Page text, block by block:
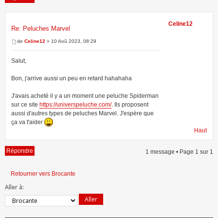
Re: Peluches Marvel
de Celine12 » 10 Aoû 2023, 08:29
Salut,
Bon, j'arrive aussi un peu en retard hahahaha
J'avais acheté il y a un moment une peluche Spiderman
sur ce site https://universpeluche.com/. Ils proposent
aussi d'autres types de peluches Marvel. J'espère que
ça va t'aider
Celine12
Haut
Répondre 1 message • Page 1 sur 1
Retourner vers Brocante
Aller à: